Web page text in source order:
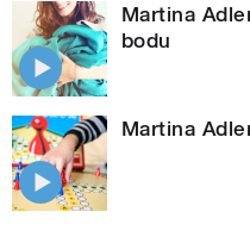
Martina
bodu
Martina